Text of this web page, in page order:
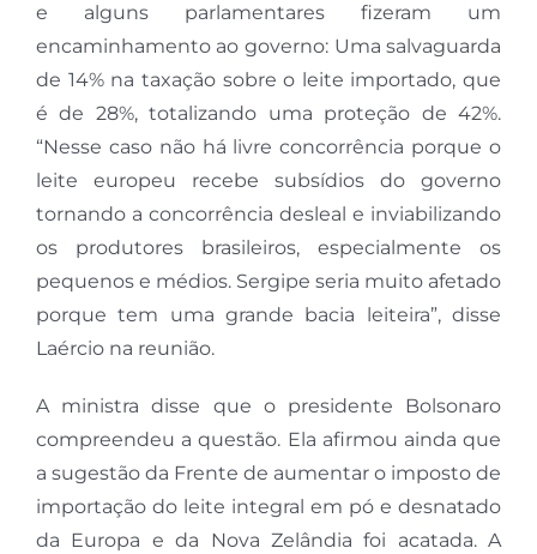
e alguns parlamentares fizeram um
encaminhamento ao governo: Uma salvaguarda
de 14% na taxação sobre o leite importado, que
é de 28%, totalizando uma proteção de 42%.
“Nesse caso não há livre concorrência porque o
leite europeu recebe subsídios do governo
tornando a concorrência desleal e inviabilizando
os produtores brasileiros, especialmente os
pequenos e médios. Sergipe seria muito afetado
porque tem uma grande bacia leiteira”, disse
Laércio na reunião.
A ministra disse que o presidente Bolsonaro
compreendeu a questão. Ela afirmou ainda que
a sugestão da Frente de aumentar o imposto de
importação do leite integral em pó e desnatado
da Europa e da Nova Zelândia foi acatada. A